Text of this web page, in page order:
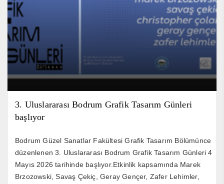
3. Uluslararası Bodrum Grafik Tasarım Günleri
başlıyor
Bodrum Güzel Sanatlar Fakültesi Grafik Tasarım Bölümünce
düzenlenen 3. Uluslararası Bodrum Grafik Tasarım Günleri 4
Mayıs 2026 tarihinde başlıyor.Etkinlik kapsamında Marek
Brzozowski, Savaş Çekiç, Geray Gençer, Zafer Lehimler,